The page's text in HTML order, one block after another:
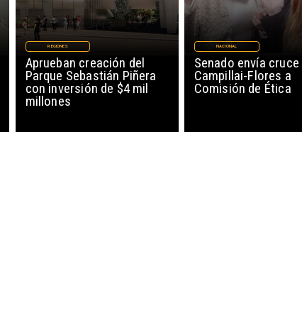
Aprueban creación del
Parque Sebastián Piñera
con inversión de $4 mil
millones
REGIONES
Senado envía cruce
Campillai-Flores a
Comisión de Ética
NACIONAL